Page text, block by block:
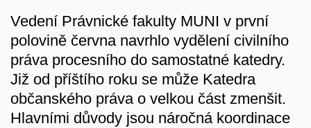
Vedení Právnické fakulty MUNI v první
polovině června navrhlo vydělení civilního
práva procesního do samostatné katedry.
Již od příštího roku se může Katedra
občanského práva o velkou část zmenšit.
Hlavními důvody jsou náročná koordinace